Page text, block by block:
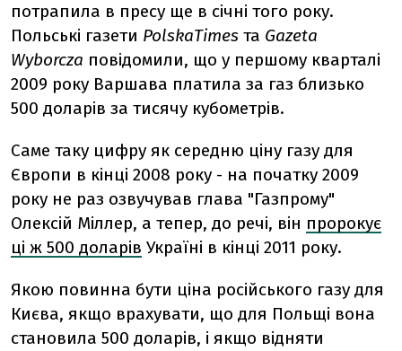
потрапила в пресу ще в січні того року.
Польські газети PolskаTimes та Gazeta
Wyborcza повідомили, що у першому кварталі
2009 року Варшава платила за газ близько
500 доларів за тисячу кубометрів.
Саме таку цифру як середню ціну газу для
Європи в кінці 2008 року - на початку 2009
року не раз озвучував глава "Газпрому"
Олексій Міллер, а тепер, до речі, він пророкує
ці ж 500 доларів Україні в кінці 2011 року.
Якою повинна бути ціна російського газу для
Києва, якщо врахувати, що для Польщі вона
становила 500 доларів, і якщо відняти